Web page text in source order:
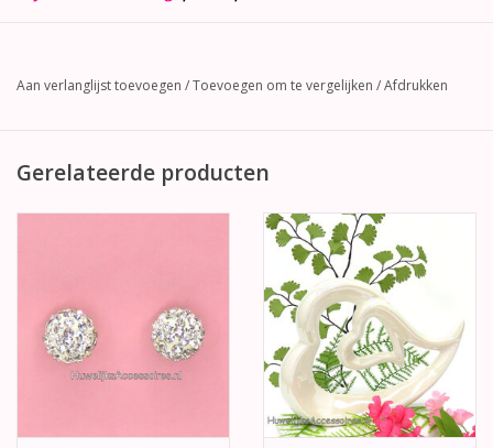
Aan verlanglijst toevoegen /Toevoegen om te vergelijken /Afdrukken
Gerelateerde producten